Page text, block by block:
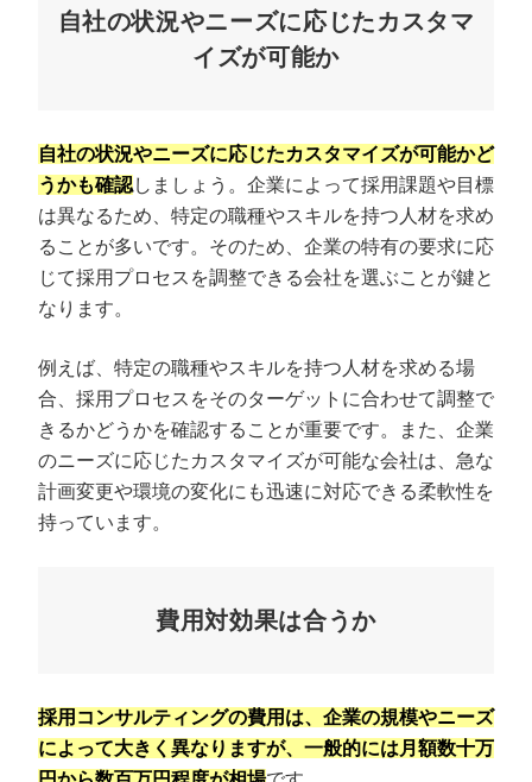
自社の状況やニーズに応じたカスタマ
イズが可能か
自社の状況やニーズに応じたカスタマイズが可能かど
うかも確認しましょう。企業によって採用課題や目標
は異なるため、特定の職種やスキルを持つ人材を求め
ることが多いです。そのため、企業の特有の要求に応
じて採用プロセスを調整できる会社を選ぶことが鍵と
なります。
例えば、特定の職種やスキルを持つ人材を求める場
合、採用プロセスをそのターゲットに合わせて調整で
きるかどうかを確認することが重要です。また、企業
のニーズに応じたカスタマイズが可能な会社は、急な
計画変更や環境の変化にも迅速に対応できる柔軟性を
持っています。
費用対効果は合うか
採用コンサルティングの費用は、企業の規模やニーズ
によって大きく異なりますが、一般的には月額数十万